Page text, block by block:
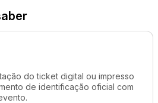
do ticket digital ou impresso
de identificação oficial com